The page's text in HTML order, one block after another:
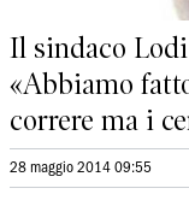
Il sindaco
«Abbiamo
correre ma i
28 maggio 2014 09:55